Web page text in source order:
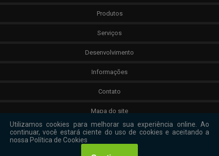
Produtos
Serviços
Desenvolvimento
Informações
Contato
Mapa do site
Nós usamos cookies para garantir que você tenha a
melhor experiência em nosso site.